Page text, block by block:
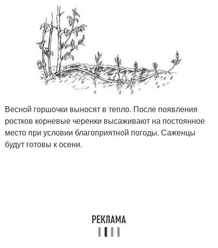
Весной горшочки выносят в тепло. После появления
ростков корневые черенки высаживают на постоянное
место при условии благоприятной погоды. Саженцы
будут готовы к осени.